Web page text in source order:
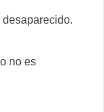
no es